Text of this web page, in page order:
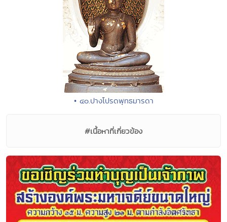
• ๔๐.ปางโปรดพุทธมารดา
#เนื้อหาที่เกี่ยวข้อง